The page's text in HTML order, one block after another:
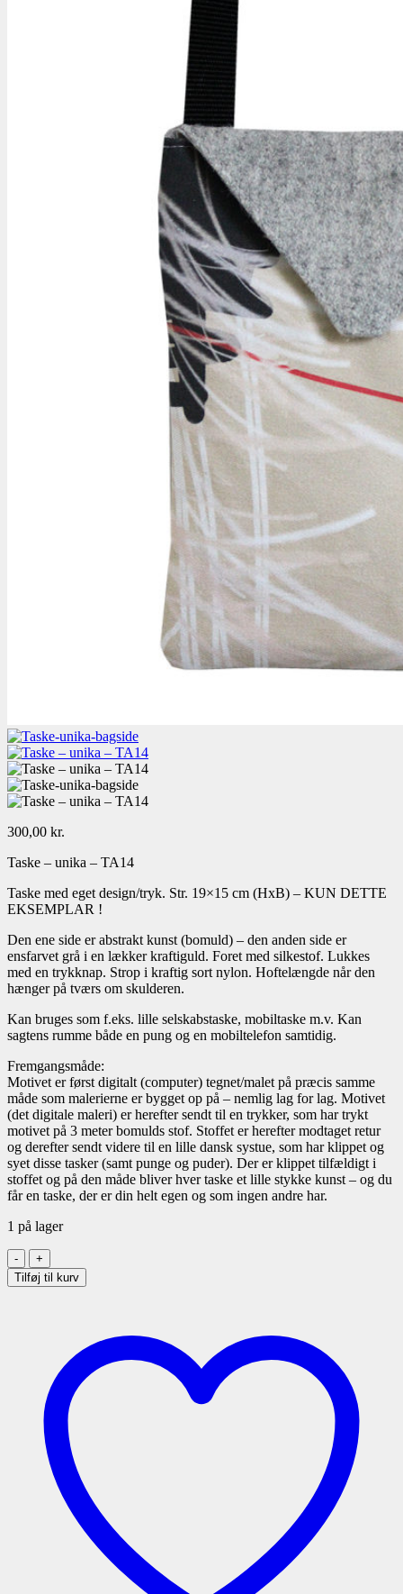
300,00 kr.
Taske – unika – TA14
Taske med eget design/tryk. Str. 19×15 cm (HxB) – KUN DETTE
EKSEMPLAR !
Den ene side er abstrakt kunst (bomuld) – den anden side er
ensfarvet grå i en lækker kraftiguld. Foret med silkestof. Lukkes
med en trykknap. Strop i kraftig sort nylon. Hoftelængde når den
hænger på tværs om skulderen.
Kan bruges som f.eks. lille selskabstaske, mobiltaske m.v. Kan
sagtens rumme både en pung og en mobiltelefon samtidig.
Fremgangsmåde:
Motivet er først digitalt (computer) tegnet/malet på præcis samme
måde som malerierne er bygget op på – nemlig lag for lag. Motivet
(det digitale maleri) er herefter sendt til en trykker, som har trykt
motivet på 3 meter bomulds stof. Stoffet er herefter modtaget retur
og derefter sendt videre til en lille dansk systue, som har klippet og
syet disse tasker (samt punge og puder). Der er klippet tilfældigt i
stoffet og på den måde bliver hver taske et lille stykke kunst – og du
får en taske, der er din helt egen og som ingen andre har.
1 på lager
Taske
-
unika
Tilføj til kurv